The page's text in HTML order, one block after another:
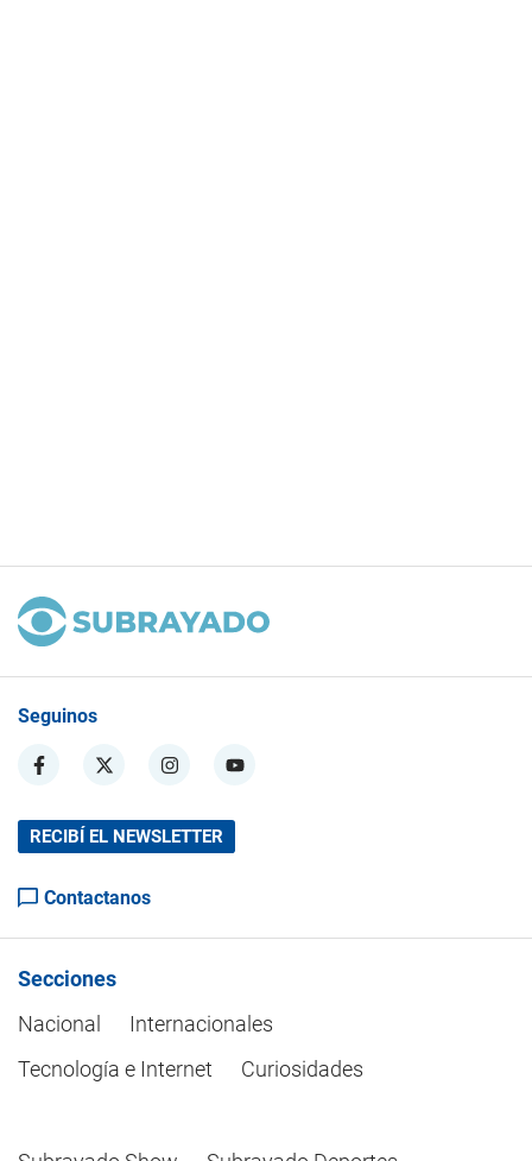
Seguinos
RECIBÍ EL NEWSLETTER
Contactanos
Secciones
Nacional
Internacionales
Tecnología e Internet
Curiosidades